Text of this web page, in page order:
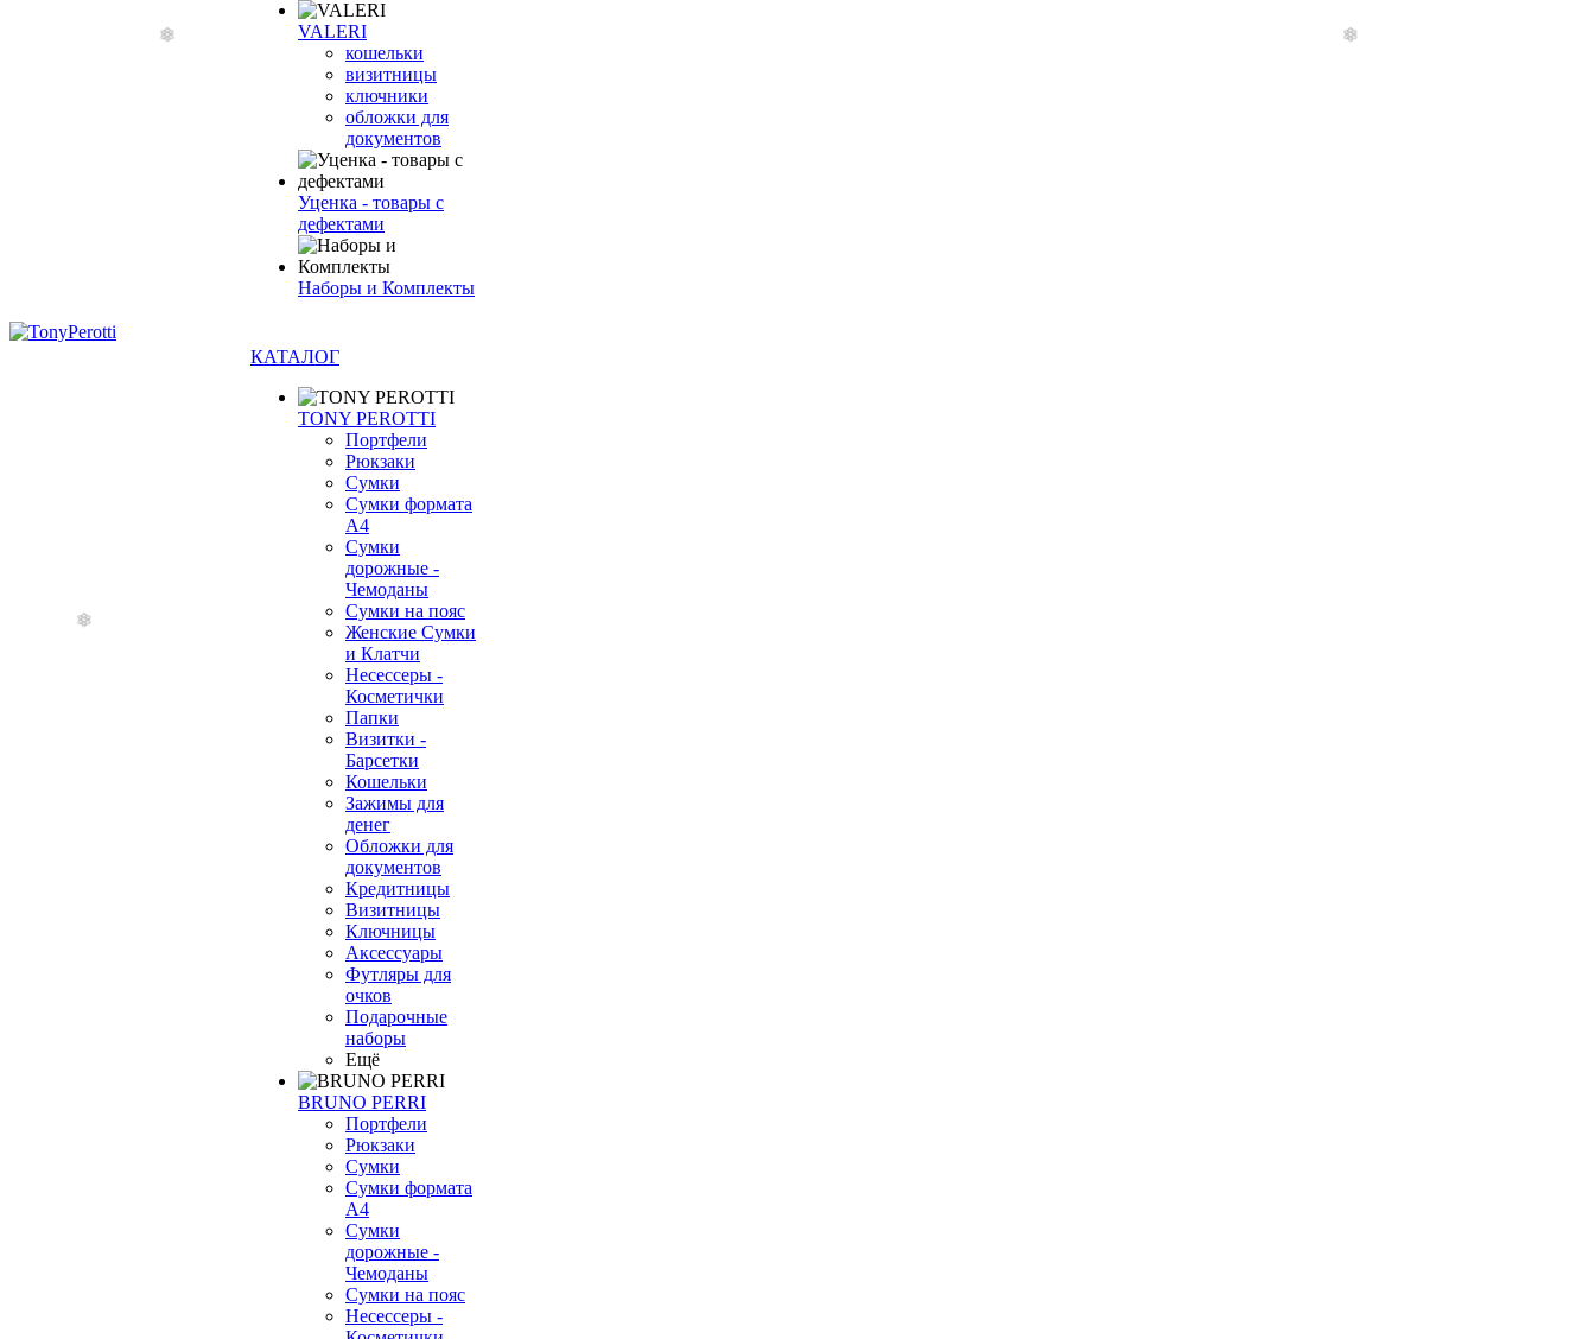
VALERI
кошельки
визитницы
ключники
обложки для
документов
Уценка - товары с
дефектами
Наборы и Комплекты
КАТАЛОГ
TONY PEROTTI
Портфели
Рюкзаки
Сумки
Сумки формата
А4
Сумки
дорожные -
Чемоданы
Сумки на пояс
Женские Сумки
и Клатчи
Несессеры -
Косметички
Папки
Визитки -
Барсетки
Кошельки
Зажимы для
денег
Обложки для
документов
Кредитницы
Визитницы
Ключницы
Аксессуары
Футляры для
очков
Подарочные
наборы
Ещё
BRUNO PERRI
Портфели
Рюкзаки
Сумки
Сумки формата
А4
Сумки
дорожные -
Чемоданы
Сумки на пояс
Несессеры -